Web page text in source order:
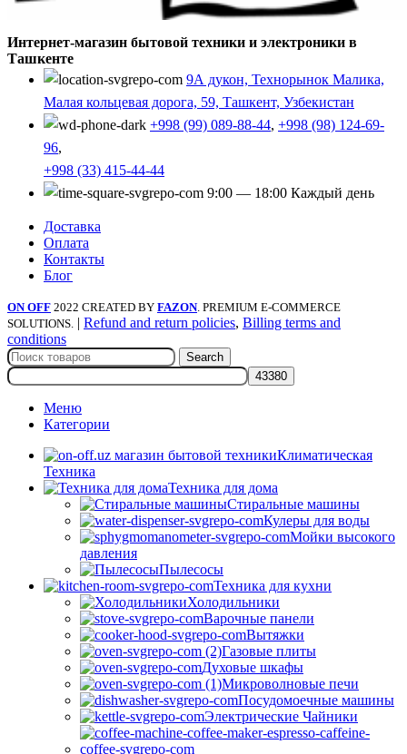
Интернет-магазин бытовой техники и электроники в
Ташкенте
9А дукон, Технорынок Малика,
Малая кольцевая дорога, 59, Ташкент, Узбекистан
+998 (99) 089-88-44, +998 (98) 124-69-
96,
+998 (33) 415-44-44
9:00 — 18:00 Каждый день
Доставка
Оплата
Контакты
Блог
ON OFF 2022 CREATED BY FAZON. PREMIUM E-COMMERCE
SOLUTIONS. | Refund and return policies, Billing terms and
conditions
Search
Меню
Категории
Климатическая
Техника
Техника для дома
Стиральные машины
Кулеры для воды
Мойки высокого
давления
Пылесосы
Техника для кухни
Холодильники
Варочные панели
Вытяжки
Газовые плиты
Духовые шкафы
Микроволновые печи
Посудомоечные машины
Электрические Чайники